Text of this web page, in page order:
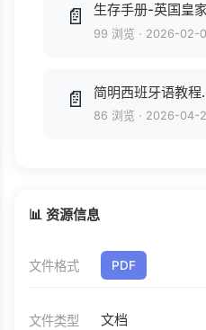
📄 生存手册-英国皇
99 浏览 · 2026-02-
📄 简明西班牙语教
86 浏览 · 2026-04-
📊 资源信息
文件格式 PDF
文件类型 文档